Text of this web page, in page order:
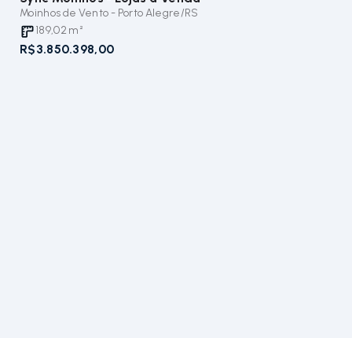
Moinhos de Vento - Porto Alegre/RS
189,02 m²
R$3.850.398,00